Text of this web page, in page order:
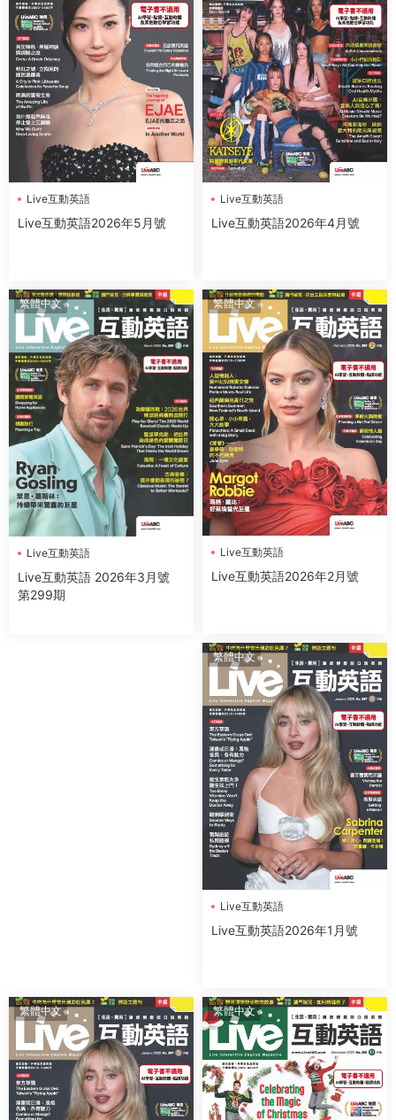
Live互動英語
Live互動英語2026年5月號
Live互動英語
Live互動英語2026年4月號
繁體中文
Live互動英語
Live互動英語 2026年3月號
第299期
繁體中文
Live互動英語
Live互動英語2026年2月號
繁體中文
Live互動英語
Live互動英語2026年1月號
繁體中文 繁體中文